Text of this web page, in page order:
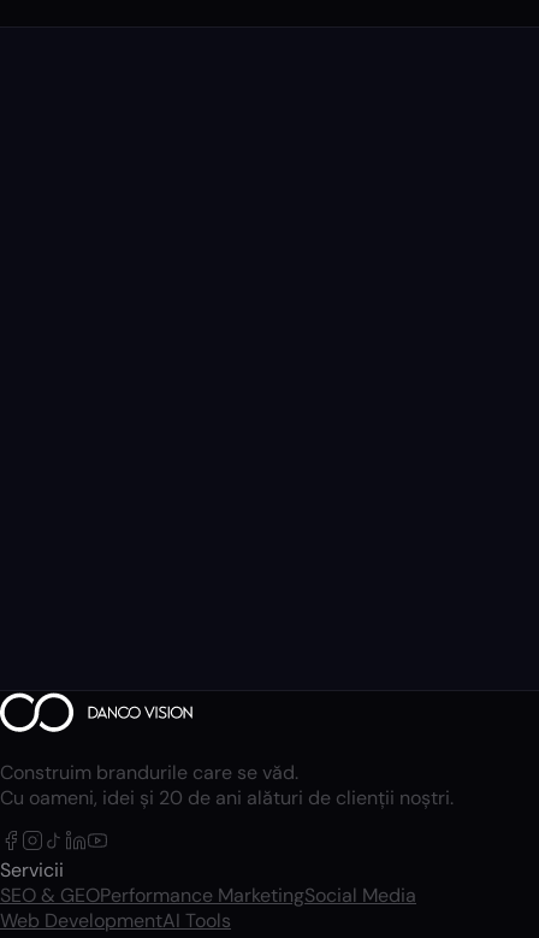
Construim brandurile care se văd.
Cu oameni, idei și 20 de ani alături de clienții noștri.
Servicii
SEO & GEOPerformance MarketingSocial Media
Web DevelopmentAI Tools